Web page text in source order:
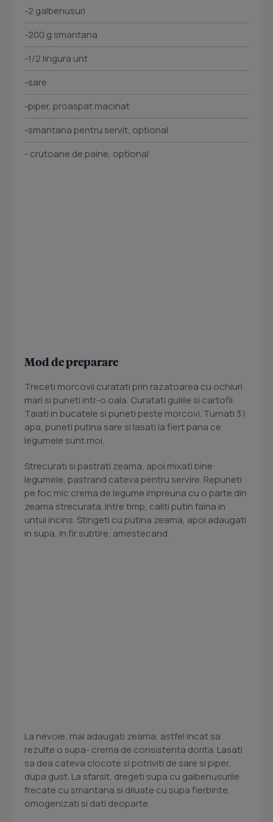
-2 galbenusuri
-200 g smantana
-1/2 lingura unt
-sare
-piper, proaspat macinat
-smantana pentru servit, optional
- crutoane de paine, optional
Mod de preparare
Treceti morcovii curatati prin razatoarea cu ochiuri
mari si puneti intr-o oala. Curatati guliile si cartofii.
Taiati in bucatele si puneti peste morcovi. Turnati 3 l
apa, puneti putina sare si lasati la fiert pana ce
legumele sunt moi.
Strecurati si pastrati zeama, apoi mixati bine
legumele, pastrand cateva pentru servire. Repuneti
pe foc mic crema de legume impreuna cu o parte din
zeama strecurata. Intre timp, caliti putin faina in
untul incins. Stingeti cu putina zeama, apoi adaugati
in supa, in fir subtire, amestecand.
La nevoie, mai adaugati zeama, astfel incat sa
rezulte o supa- crema de consistenta dorita. Lasati
sa dea cateva clocote si potriviti de sare si piper,
dupa gust. La sfarsit, dregeti supa cu galbenusurile
frecate cu smantana si diluate cu supa fierbinte,
omogenizati si dati deoparte.